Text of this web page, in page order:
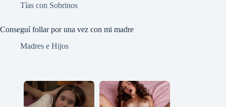
Tías con Sobrinos
Conseguí follar por una vez con mi madre
Madres e Hijos